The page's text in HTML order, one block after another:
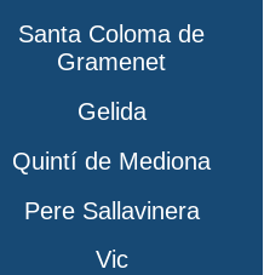
Santa Coloma de
Gramenet
Gelida
Quintí de Mediona
Pere Sallavinera
Vic